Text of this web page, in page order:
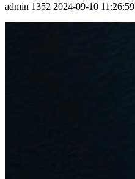
admin 1352 2024-09-10 11:26:59